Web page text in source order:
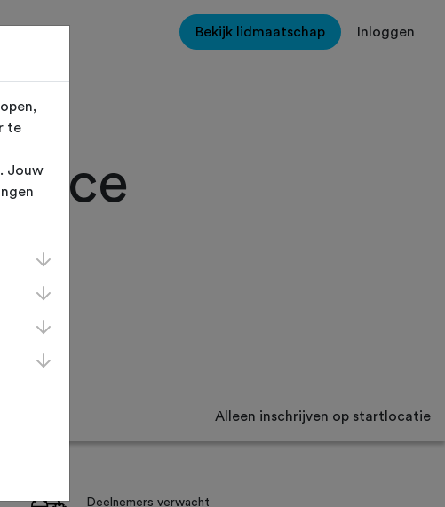
Bekijk lidmaatschap Inloggen
Alleen inschrijven op startlocatie
Deelnemers verwacht
te
Jouw